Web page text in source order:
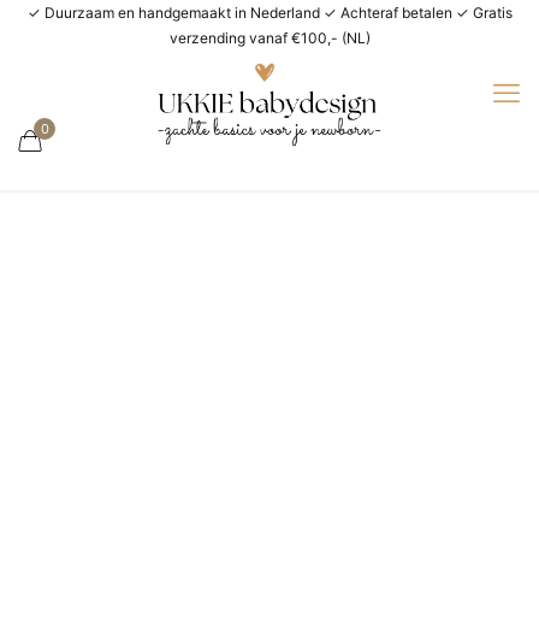
✓ Duurzaam en handgemaakt in Nederland ✓ Achteraf betalen ✓ Gratis
verzending vanaf €100,- (NL)
0